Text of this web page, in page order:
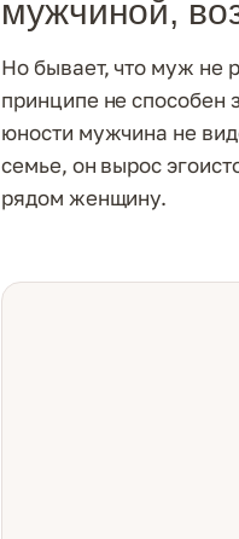
мужчиной,
Но бывает, что муж не
принципе не способен
юности мужчина не
семье, он вырос
рядом женщину.